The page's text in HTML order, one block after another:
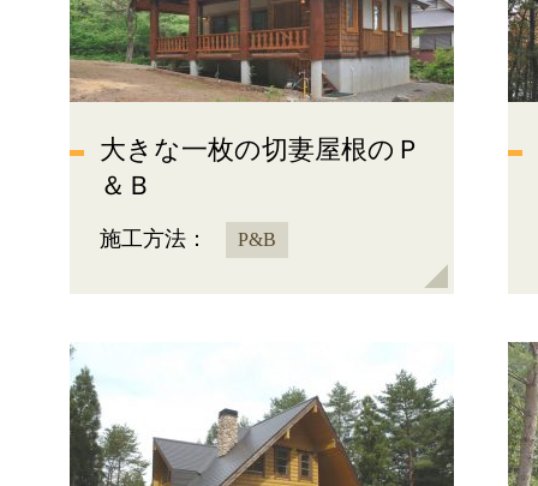
大きな一枚の切妻屋根のＰ
＆Ｂ
施工方法： P&B